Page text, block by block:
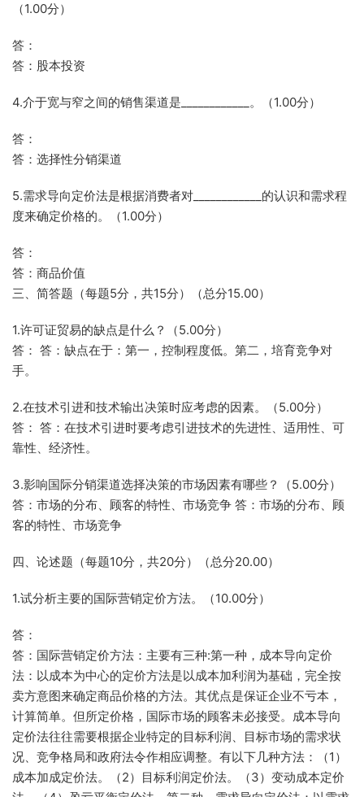
（1.00分）
答：
答：股本投资
4.介于宽与窄之间的销售渠道是____________。（1.00分）
答：
答：选择性分销渠道
5.需求导向定价法是根据消费者对____________的认识和需求程
度来确定价格的。（1.00分）
答：
答：商品价值
三、简答题（每题5分，共15分）（总分15.00）
1.许可证贸易的缺点是什么？（5.00分）
答： 答：缺点在于：第一，控制程度低。第二，培育竞争对
手。
2.在技术引进和技术输出决策时应考虑的因素。（5.00分）
答： 答：在技术引进时要考虑引进技术的先进性、适用性、可
靠性、经济性。
3.影响国际分销渠道选择决策的市场因素有哪些？（5.00分）
答：市场的分布、顾客的特性、市场竞争 答：市场的分布、顾
客的特性、市场竞争
四、论述题（每题10分，共20分）（总分20.00）
1.试分析主要的国际营销定价方法。（10.00分）
答：
答：国际营销定价方法：主要有三种:第一种，成本导向定价
法：以成本为中心的定价方法是以成本加利润为基础，完全按
卖方意图来确定商品价格的方法。其优点是保证企业不亏本，
计算简单。但所定价格，国际市场的顾客未必接受。成本导向
定价法往往需要根据企业特定的目标利润、目标市场的需求状
况、竞争格局和政府法令作相应调整。有以下几种方法：（1）
成本加成定价法。（2）目标利润定价法。（3）变动成本定价